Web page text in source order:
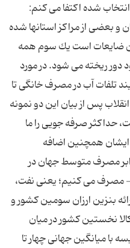
شده اكتفا می كنم:
و بعضی از مراكز استانها شده
كه 33 درصد نان ضایعات است یك سوم همه
دور ریخته می شود. در مورد
تلفات آب در مصرف خانگی تا
انقلاب پس از بیان این دو نمونه
حداكثر صرفه جویی را ما
ایشان همچنین اضافه
مصرف متوسط جهان در
مصرف می كنیم؛ یعنی نفت،
بنزین ارزان سومین كشور و
كالا نخستین كشور در میان
با میانگین جهانی چهار تا